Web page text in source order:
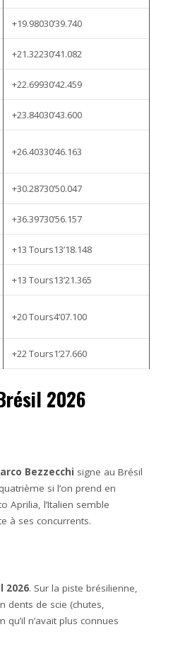
+19.98030’39.740
+21.32230’41.082
+22.69930’42.459
+23.84030’43.600
+26.40330’46.163
+30.28730’50.047
+36.39730’56.157
+13 Tours13’18.148
+13 Tours13’21.365
+20 Tours4’07.100
+22 Tours1’27.660
2026
Bezzecchi signe au Brésil
si l’on prend en
Aprilia, l’Italien semble
à ses concurrents.
2026. Sur la piste brésilienne,
dents de scie (chutes,
n’avait plus connues